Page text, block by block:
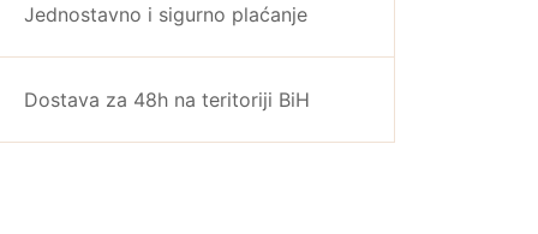
Jednostavno i sigurno plaćanje
Dostava za 48h na teritoriji BiH